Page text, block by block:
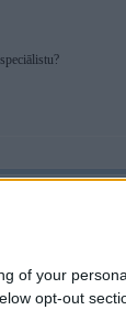
of your
opt-out